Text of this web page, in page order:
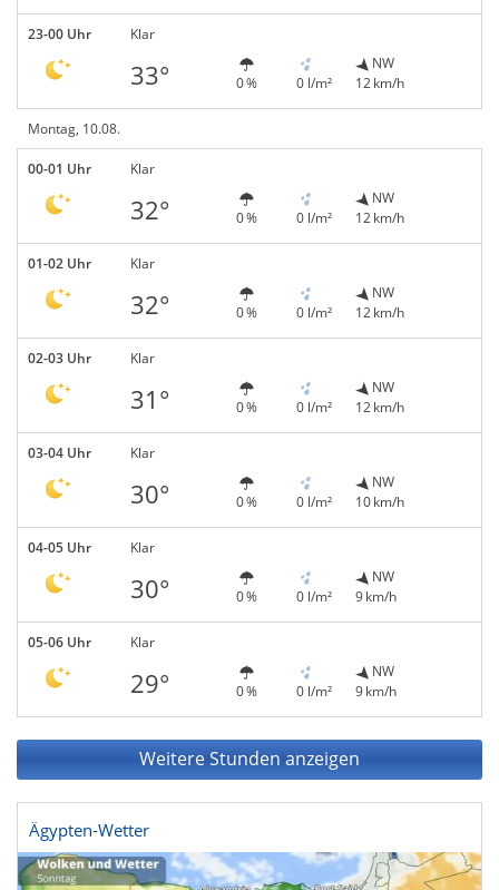
23-00 Uhr Klar
33° 0 % 0 l/m²
NW
12 km/h
Montag, 10.08.
00-01 Uhr Klar
32° 0 % 0 l/m²
NW
12 km/h
01-02 Uhr Klar
32° 0 % 0 l/m²
NW
12 km/h
02-03 Uhr Klar
31° 0 % 0 l/m²
NW
12 km/h
03-04 Uhr Klar
30° 0 % 0 l/m²
NW
10 km/h
04-05 Uhr Klar
30° 0 % 0 l/m²
NW
9 km/h
05-06 Uhr Klar
29° 0 % 0 l/m²
NW
9 km/h
Weitere Stunden anzeigen
Ägypten-Wetter